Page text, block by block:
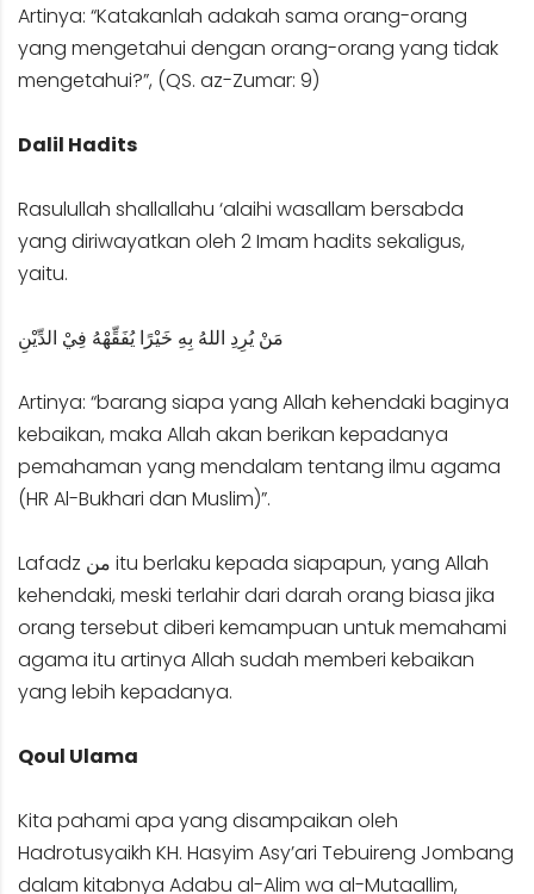
Artinya: “Katakanlah adakah sama orang-orang
yang mengetahui dengan orang-orang yang tidak
mengetahui?”, (QS. az-Zumar: 9)
Dalil Hadits
Rasulullah shallallahu ‘alaihi wasallam bersabda
yang diriwayatkan oleh 2 Imam hadits sekaligus,
yaitu.
مَنْ يُرِدِ اللهُ بِهِ خَيْرًا يُفَقِّهْهُ فِيْ الدِّيْنِ
Artinya: “barang siapa yang Allah kehendaki baginya
kebaikan, maka Allah akan berikan kepadanya
pemahaman yang mendalam tentang ilmu agama
(HR Al-Bukhari dan Muslim)”.
Lafadz من itu berlaku kepada siapapun, yang Allah
kehendaki, meski terlahir dari darah orang biasa jika
orang tersebut diberi kemampuan untuk memahami
agama itu artinya Allah sudah memberi kebaikan
yang lebih kepadanya.
Qoul Ulama
Kita pahami apa yang disampaikan oleh
Hadrotusyaikh KH. Hasyim Asy’ari Tebuireng Jombang
dalam kitabnya Adabu al-Alim wa al-Mutaallim,